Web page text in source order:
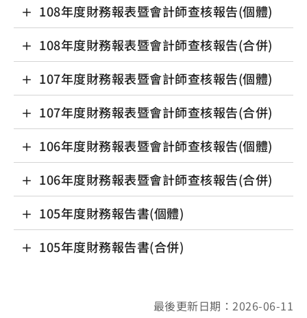
108年度財務報表暨會計師查核報告(個體)
108年度財務報表暨會計師查核報告(合併)
107年度財務報表暨會計師查核報告(個體)
107年度財務報表暨會計師查核報告(合併)
106年度財務報表暨會計師查核報告(個體)
106年度財務報表暨會計師查核報告(合併)
105年度財務報告書(個體)
105年度財務報告書(合併)
最後更新日期：2026-06-11